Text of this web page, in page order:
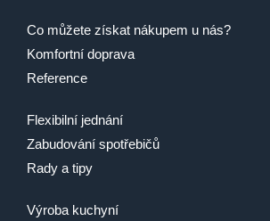
Co můžete získat nákupem u nás?
Komfortní doprava
Reference
Flexibilní jednání
Zabudování spotřebičů
Rady a tipy
Výroba kuchyní